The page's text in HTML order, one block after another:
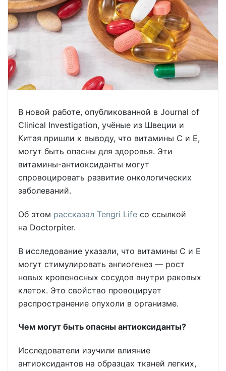
В новой работе, опубликованной в Journal of
Clinical Investigation, учёные из Швеции и
Китая пришли к выводу, что витамины С и Е,
могут быть опасны для здоровья. Эти
витамины-антиоксиданты могут
спровоцировать развитие онкологических
заболеваний.
Об этом рассказал Tengri Life со ссылкой
на Doctorpiter.
В исследование указали, что витамины С и Е
могут стимулировать ангиогенез — рост
новых кровеносных сосудов внутри раковых
клеток. Это свойство провоцирует
распространение опухоли в организме.
Чем могут быть опасны антиоксиданты?
Исследователи изучили влияние
антиоксидантов на образцах тканей легких,